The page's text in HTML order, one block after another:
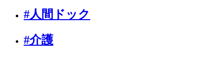
#人間ドック
#介護